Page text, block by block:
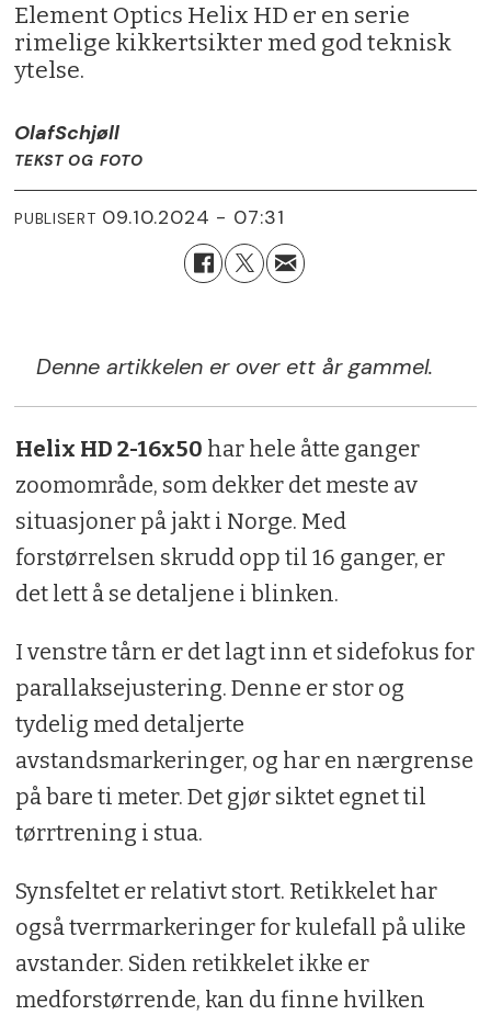
Element Optics Helix HD er en serie
rimelige kikkertsikter med god teknisk
ytelse.
OlafSchjøll
TEKST OG FOTO
PUBLISERT 09.10.2024 - 07:31
Denne artikkelen er over ett år gammel.
Helix HD 2-16x50 har hele åtte ganger
zoomområde, som dekker det meste av
situasjoner på jakt i Norge. Med
forstørrelsen skrudd opp til 16 ganger, er
det lett å se detaljene i blinken.
I venstre tårn er det lagt inn et sidefokus for
parallaksejustering. Denne er stor og
tydelig med detaljerte
avstandsmarkeringer, og har en nærgrense
på bare ti meter. Det gjør siktet egnet til
tørrtrening i stua.
Synsfeltet er relativt stort. Retikkelet har
også tverrmarkeringer for kulefall på ulike
avstander. Siden retikkelet ikke er
medforstørrende, kan du finne hvilken